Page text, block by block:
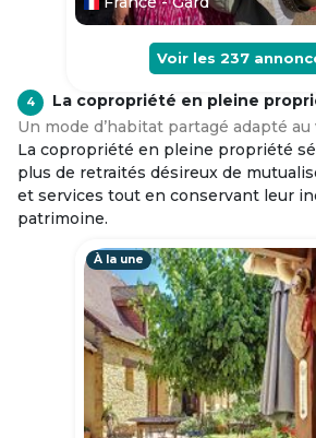
Voir les 237
4
La copropriété en pleine
Un mode d’habitat partagé adapté
La copropriété en pleine propriété
plus de retraités désireux de
et services tout en conservant leur
patrimoine.
À la une